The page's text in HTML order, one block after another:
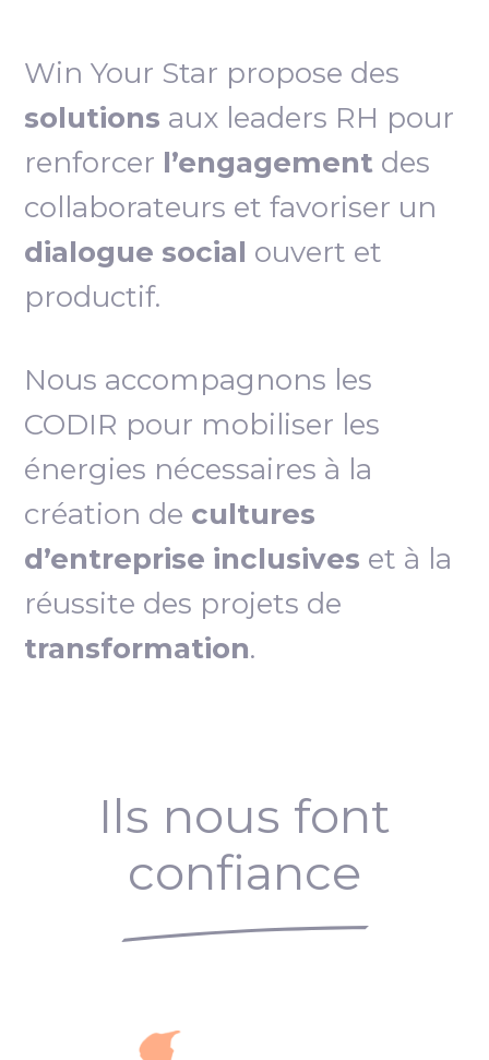
Win Your Star propose des
solutions aux leaders RH pour
renforcer l’engagement des
collaborateurs et favoriser un
dialogue social ouvert et
productif.
Nous accompagnons les
CODIR pour mobiliser les
énergies nécessaires à la
création de cultures
d’entreprise inclusives et à la
réussite des projets de
transformation.
Ils nous font
confiance